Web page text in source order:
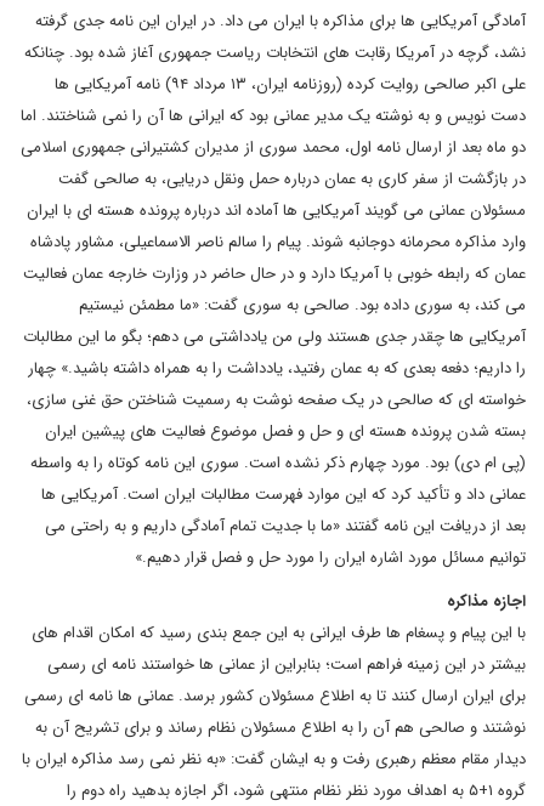
آمادگی آمریکایی ها برای مذاکره با ایران می داد. در ایران این نامه جدی گرفته
نشد، گرچه در آمریکا رقابت های انتخابات ریاست جمهوری آغاز شده بود. چنانکه
علی اکبر صالحی روایت کرده (روزنامه ایران، ۱۳ مرداد ۹۴) نامه آمریکایی ها
دست نویس و به نوشته یک مدیر عمانی بود که ایرانی ها آن را نمی شناختند. اما
دو ماه بعد از ارسال نامه اول، محمد سوری از مدیران کشتیرانی جمهوری اسلامی
در بازگشت از سفر کاری به عمان درباره حمل ونقل دریایی، به صالحی گفت
مسئولان عمانی می گویند آمریکایی ها آماده اند درباره پرونده هسته ای با ایران
وارد مذاکره محرمانه دوجانبه شوند. پیام را سالم ناصر الاسماعیلی، مشاور پادشاه
عمان که رابطه خوبی با آمریکا دارد و در حال حاضر در وزارت خارجه عمان فعالیت
می کند، به سوری داده بود. صالحی به سوری گفت: «ما مطمئن نیستیم
آمریکایی ها چقدر جدی هستند ولی من یادداشتی می دهم؛ بگو ما این مطالبات
را داریم؛ دفعه بعدی که به عمان رفتید، یادداشت را به همراه داشته باشید.» چهار
خواسته ای که صالحی در یک صفحه نوشت به رسمیت شناختن حق غنی سازی،
بسته شدن پرونده هسته ای و حل و فصل موضوع فعالیت های پیشین ایران
(پی ام دی) بود. مورد چهارم ذکر نشده است. سوری این نامه کوتاه را به واسطه
عمانی داد و تأکید کرد که این موارد فهرست مطالبات ایران است. آمریکایی ها
بعد از دریافت این نامه گفتند «ما با جدیت تمام آمادگی داریم و به راحتی می
توانیم مسائل مورد اشاره ایران را مورد حل و فصل قرار دهیم.»
اجازه مذاکره
با این پیام و پسغام ها طرف ایرانی به این جمع بندی رسید که امکان اقدام های
بیشتر در این زمینه فراهم است؛ بنابراین از عمانی ها خواستند نامه ای رسمی
برای ایران ارسال کنند تا به اطلاع مسئولان کشور برسد. عمانی ها نامه ای رسمی
نوشتند و صالحی هم آن را به اطلاع مسئولان نظام رساند و برای تشریح آن به
دیدار مقام معظم رهبری رفت و به ایشان گفت: «به نظر نمی رسد مذاکره ایران با
گروه ۱+۵ به اهداف مورد نظر نظام منتهی شود، اگر اجازه بدهید راه دوم را